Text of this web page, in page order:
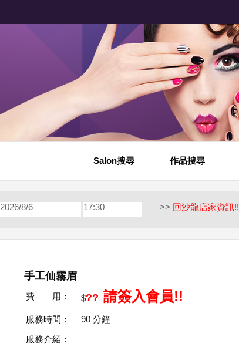
Salon搜尋 作品搜尋
2026/8/6 17:30 >> 回沙龍店家資訊!!
手工仙霧眉
費 用： $?? 請簽入會員!!
服務時間： 90分鐘
服務介紹：